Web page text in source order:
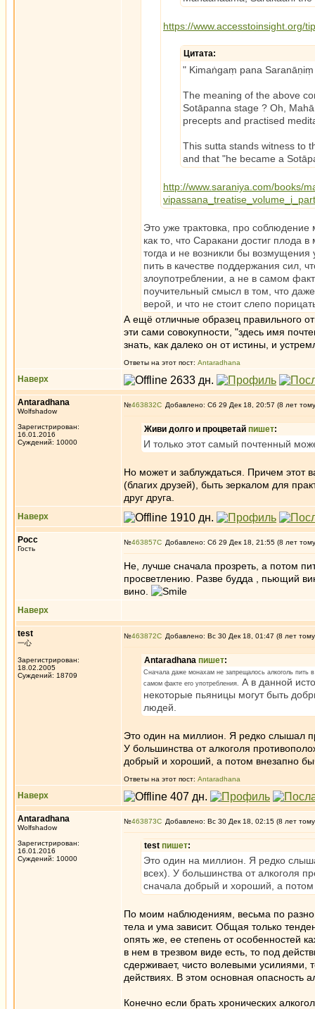
https://www.accesstoinsight.org/
Цитата:
" Kimaṅgaṃ pana
The meaning of the above
Sotāpanna stage ? Oh,
precepts and practised
This sutta stands witness to
and that "he became a
http://www.saraniya.com/books/
Это уже трактовка, про
как то, что Саракани достиг плода
тогда и не возникли бы
пить в качестве поддержания сил,
злоупотреблении, а не в самом
поучительный смысл в том, что
верой, и что не стоит слепо
А ещё отличные образец правильного
эти сами совокупности, "здесь имя
знать, как далеко он от истины, и
Ответы на этот пост: Antaradhana
Наверх
Antaradhana
Wolfshadow
Зарегистрирован:
16.01.2016
Суждений: 10000
№463832 Добавлено: Сб 29 Дек 18, 20:57 (8 лет
Живи долго и процветай пишет:
И только этот самый почтенный
Но может и заблуждаться. Причем этот
(благих друзей), быть зеркалом для
друг друга.
Наверх
Росс
Гость
№463857 Добавлено: Сб 29 Дек 18, 21:55 (8 лет
Не, лучше сначала прозреть, а потом
просветлению. Разве будда , пьющий
вино.
Наверх
test
一心
Зарегистрирован:
18.02.2005
Суждений: 18709
№463872 Добавлено: Вс 30 Дек 18, 01:47 (8 лет
Antaradhana пишет:
Сначала даже монахам не запрещалось алкоголь пить
самом факте его употребления. А в данной
некоторые пьяницы могут быть
людей.
Это один на миллион. Я редко слышал
У большинства от алкоголя
добрый и хороший, а потом внезапно
Ответы на этот пост: Antaradhana
Наверх
Antaradhana
Wolfshadow
Зарегистрирован:
16.01.2016
Суждений: 10000
№463873 Добавлено: Вс 30 Дек 18, 02:15 (8 лет
test пишет:
Это один на миллион. Я редко
всех). У большинства от алкоголя
сначала добрый и хороший, а потом
По моим наблюдениям, весьма по
тела и ума зависит. Общая только
опять же, ее степень от особенностей
в нем в трезвом виде есть, то под
сдерживает, чисто волевыми усилиями,
действиях. В этом основная опасность
Конечно если брать хронических